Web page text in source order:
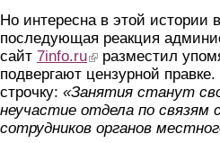
Но интересна в этой истории
последующая реакция
сайт 7info.ru(link is external)
разместил
подвергают цензурной
строчку: «Занятия станут
неучастие отдела по
сотрудников органов